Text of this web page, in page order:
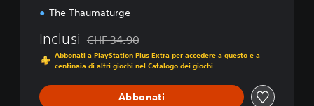
The Thaumaturge
Inclusi Scontato dal prezzo originale di CHF 34.90
CHF 34.90
Abbonati a PlayStation Plus Extra per accedere a questo e a
centinaia di altri giochi nel Catalogo dei giochi
Abbonati